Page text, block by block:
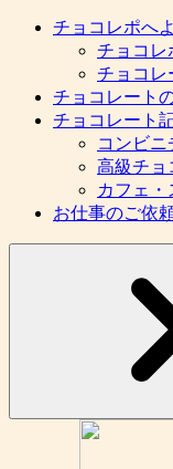
チョコレポへ
チョコレ
チョコレ
チョコレート
チョコレート
コンビニ
高級チョ
カフェ
お仕事のご依